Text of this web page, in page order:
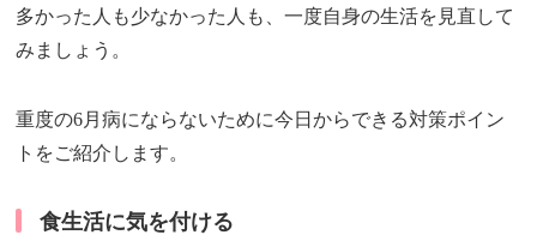
多かった人も少なかった人も、一度自身の生活を見直して
みましょう。
重度の6月病にならないために今日からできる対策ポイン
トをご紹介します。
食生活に気を付ける